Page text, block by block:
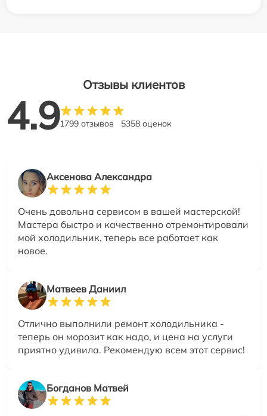
Отзывы клиентов
4.91799 отзывов 5358 оценок
Аксенова Александра
Очень довольна сервисом в вашей мастерской!
Мастера быстро и качественно отремонтировали
мой холодильник, теперь все работает как
новое.
Матвеев Даниил
Отлично выполнили ремонт холодильника -
теперь он морозит как надо, и цена на услуги
приятно удивила. Рекомендую всем этот сервис!
Богданов Матвей